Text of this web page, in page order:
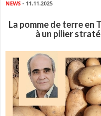
NEWS - 11.11.2025
La pomme de terre en
à un pilier